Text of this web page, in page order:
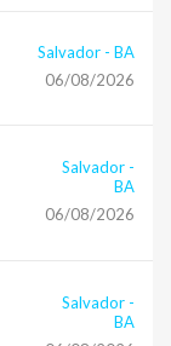
Salvador - BA
06/08/2026
Salvador -
BA
06/08/2026
Salvador -
BA